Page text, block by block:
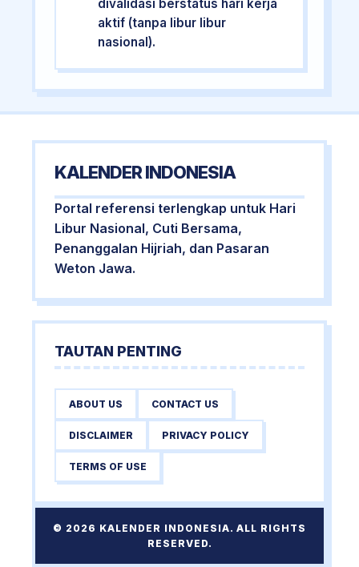
divalidasi berstatus hari kerja
aktif (tanpa libur libur
nasional).
KALENDER INDONESIA
Portal referensi terlengkap untuk Hari
Libur Nasional, Cuti Bersama,
Penanggalan Hijriah, dan Pasaran
Weton Jawa.
TAUTAN PENTING
ABOUT US CONTACT US
DISCLAIMER PRIVACY POLICY
TERMS OF USE
© 2026 KALENDER INDONESIA. ALL RIGHTS
RESERVED.